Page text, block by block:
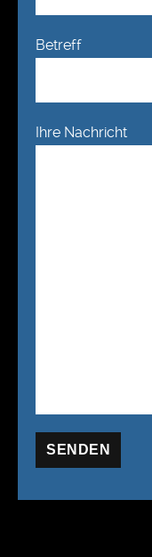
Betreff
Ihre Nachricht